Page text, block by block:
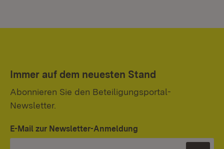
Immer auf dem neuesten Stand
Abonnieren Sie den Beteiligungsportal-
Newsletter.
E-Mail zur Newsletter-Anmeldung